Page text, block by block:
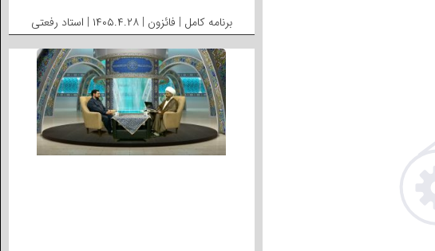
برنامه کامل | فائزون | ۱۴۰۵.۴.۲۸ | استاد رفعتی